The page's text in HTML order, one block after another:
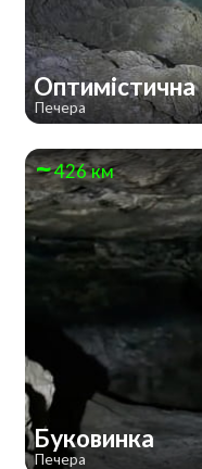
Оптимістична
Печера
426 км
Буковинка
Печера